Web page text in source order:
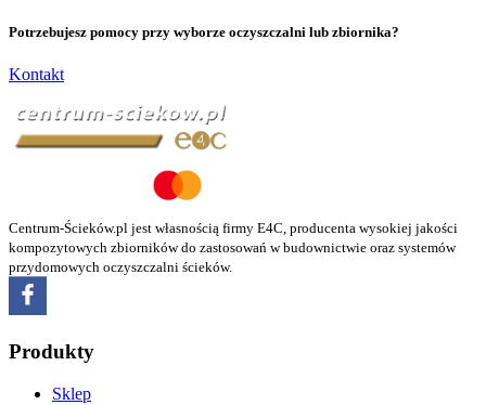
Potrzebujesz pomocy przy wyborze oczyszczalni lub zbiornika?
Kontakt
Centrum-Ścieków.pl jest własnością firmy E4C, producenta wysokiej jakości
kompozytowych zbiorników do zastosowań w budownictwie oraz systemów
przydomowych oczyszczalni ścieków.
Produkty
Sklep